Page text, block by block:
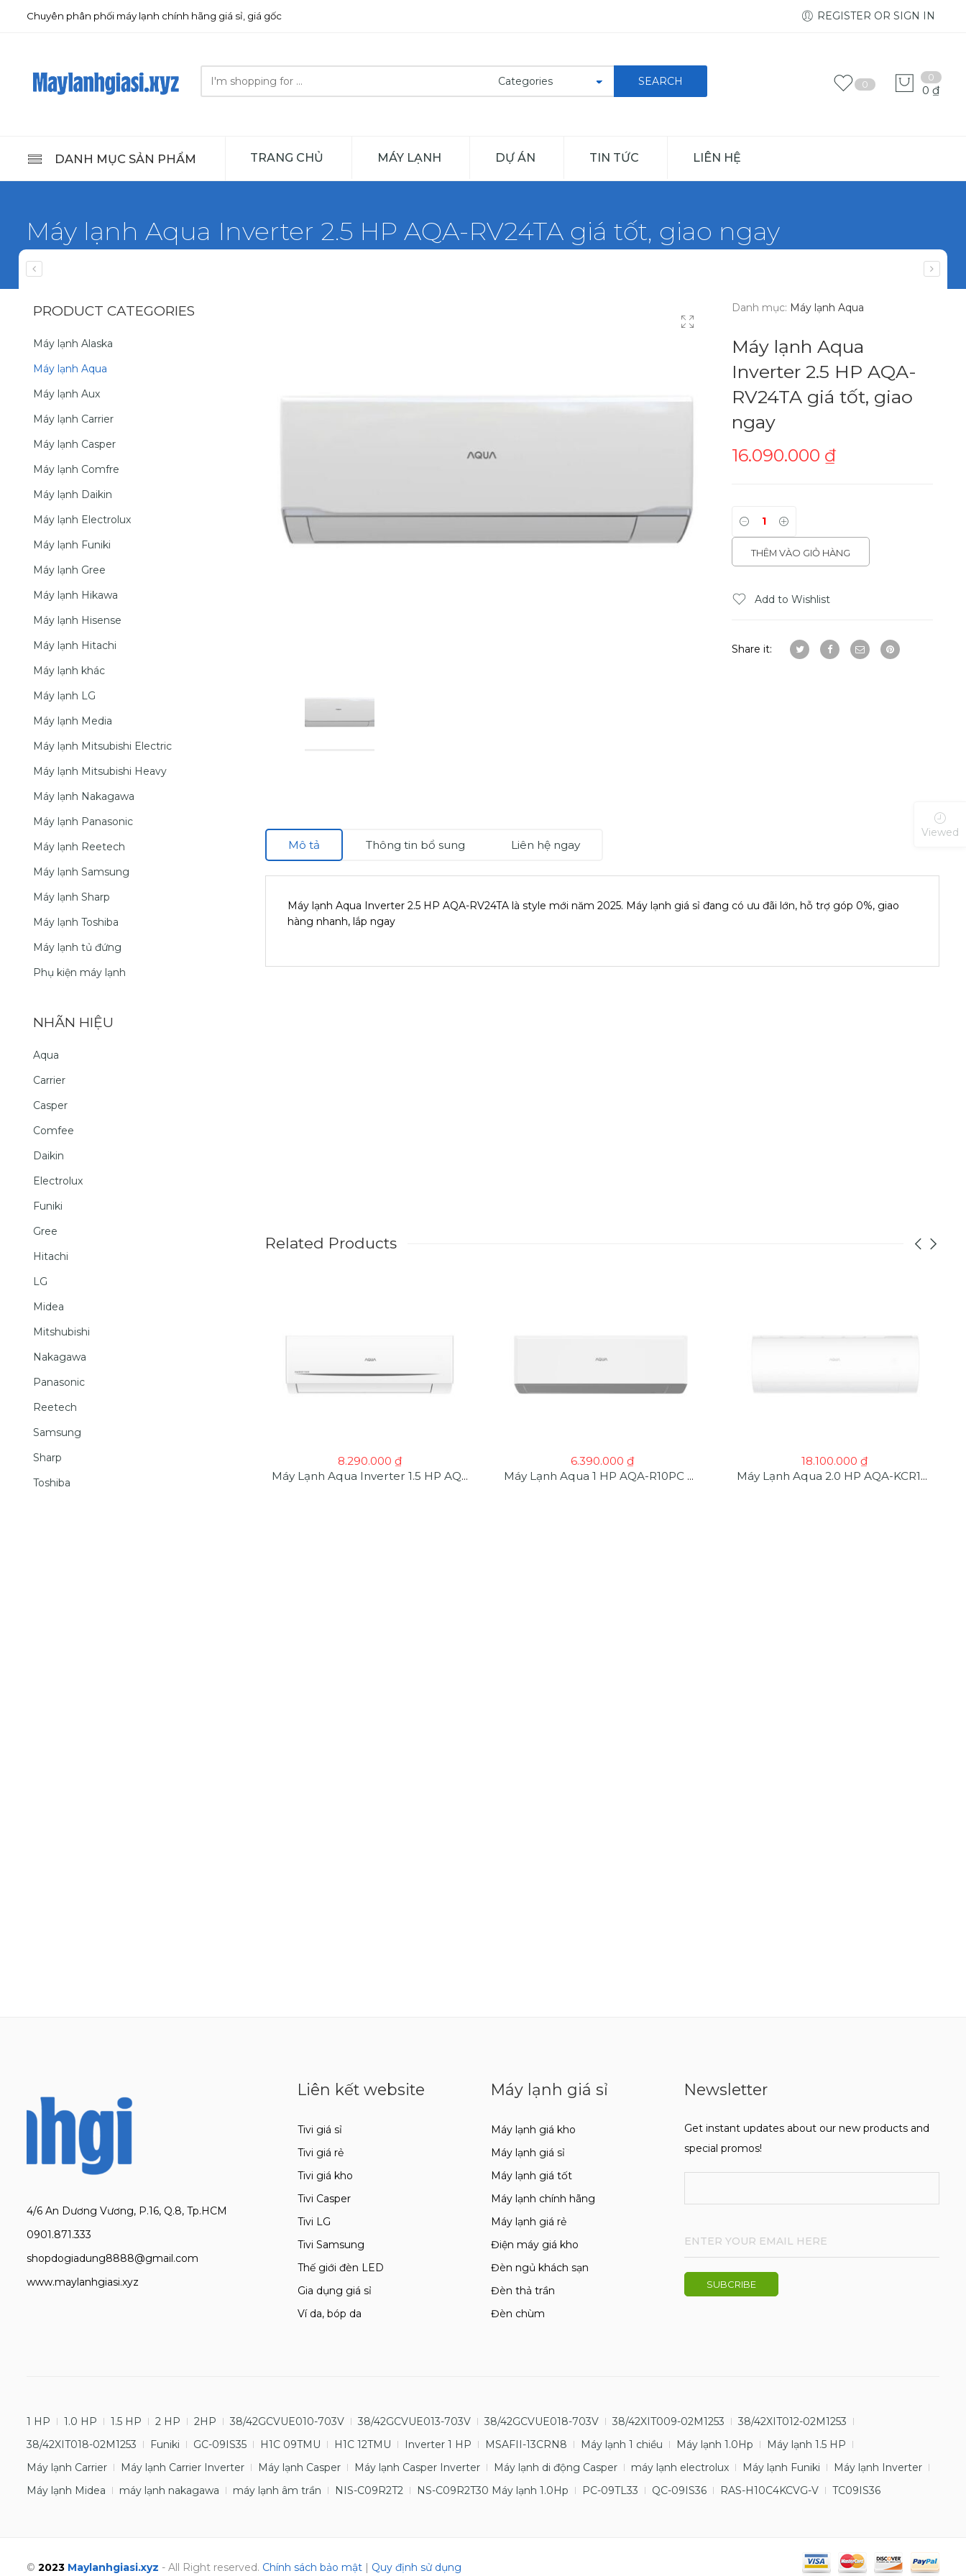
Chuyên phân phối máy lạnh chính hãng giá sỉ, giá gốc REGISTER OR SIGN IN
Search
here
0
0
0₫
DANH MỤC SẢN PHẨM TRANG CHỦ MÁY LẠNH DỰ ÁN TIN TỨC LIÊN HỆ
Máy lạnh Aqua Inverter 2.5 HP AQA-RV24TA giá tốt, giao ngay
Home
Danh mục: Máy lạnh Aqua
Máy lạnh Aqua
Inverter 2.5 HP AQA-
RV24TA giá tốt, giao
ngay
16.090.000 ₫
THÊM VÀO GIỎ HÀNG
Add to Wishlist
Share it:
Mô tả Thông tin bổ sung Liên hệ ngay
Máy lạnh Aqua Inverter 2.5 HP AQA-RV24TA là style mới năm 2025. Máy lạnh giá sỉ đang có ưu đãi lớn, hỗ trợ góp 0%, giao
hàng nhanh, lắp ngay
Related Products
8.290.000₫
Máy Lạnh Aqua Inverter 1.5 HP AQA-RV13QC2 | Máy Lạnh Giá Sỉ
6.390.000₫
Máy Lạnh Aqua 1 HP AQA-R10PC Chính Hãng, Giá Tốt, Giao Nhanh
18.100.000₫
Máy Lạnh Aqua 2.0 HP AQA-KCR18PA | Máy Lạnh Giá Sỉ
PRODUCT CATEGORIES
Máy lạnh Alaska
Máy lạnh Aqua
Máy lạnh Aux
Máy lạnh Carrier
Máy lạnh Casper
Máy lạnh Comfre
Máy lạnh Daikin
Máy lạnh Electrolux
Máy lạnh Funiki
Máy lạnh Gree
Máy lạnh Hikawa
Máy lạnh Hisense
Máy lạnh Hitachi
Máy lạnh khác
Máy lạnh LG
Máy lạnh Media
Máy lạnh Mitsubishi Electric
Máy lạnh Mitsubishi Heavy
Máy lạnh Nakagawa
Máy lạnh Panasonic
Máy lạnh Reetech
Máy lạnh Samsung
Máy lạnh Sharp
Máy lạnh Toshiba
Máy lạnh tủ đứng
Phụ kiện máy lạnh
NHÃN HIỆU
Aqua
Carrier
Casper
Comfee
Daikin
Electrolux
Funiki
Gree
Hitachi
LG
Midea
Mitshubishi
Nakagawa
Panasonic
Reetech
Samsung
Sharp
Toshiba
4/6 An Dương Vương, P.16, Q.8, Tp.HCM
0901.871.333
shopdogiadung8888@gmail.com
www.maylanhgiasi.xyz
Liên kết website
Tivi giá sỉ
Tivi giá rẻ
Tivi giá kho
Tivi Casper
Tivi LG
Tivi Samsung
Thế giới đèn LED
Gia dụng giá sỉ
Ví da, bóp da
Máy lạnh giá sỉ
Máy lạnh giá kho
Máy lạnh giá sỉ
Máy lạnh giá tốt
Máy lạnh chính hãng
Máy lạnh giá rẻ
Điện máy giá kho
Đèn ngủ khách sạn
Đèn thả trần
Đèn chùm
Newsletter
Get instant updates about our new products and
special promos!
1 HP 1.0 HP 1.5 HP 2 HP 2HP 38/42GCVUE010-703V 38/42GCVUE013-703V 38/42GCVUE018-703V 38/42XIT009-02M1253
38/42XIT012-02M1253
38/42XIT018-02M1253
Funiki GC-09IS35 H1C 09TMU H1C 12TMU Inverter 1 HP MSAFII-13CRN8 Máy lạnh 1 chiều Máy lạnh 1.0Hp
Máy lạnh 1.5 HP
Máy lạnh Carrier
Máy lạnh Carrier Inverter Máy lạnh Casper Máy lạnh Casper Inverter Máy lạnh di động Casper máy lạnh electrolux Máy lạnh Funiki
Máy lạnh Inverter
Máy lạnh Midea
máy lạnh nakagawa máy lạnh âm trần NIS-C09R2T2 NS-C09R2T30 Máy lạnh 1.0Hp PC-09TL33 QC-09IS36 RAS-H10C4KCVG-V TC09IS36
© 2023 Maylanhgiasi.xyz - All Right reserved. Chính sách bảo mật| Quy định sử dụng
Viewed